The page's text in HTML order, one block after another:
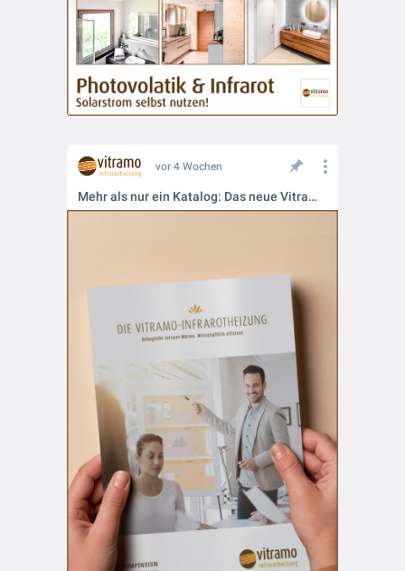
vor 4 Wochen
Mehr als nur ein Katalog: Das neue Vitramo-Kompendium: So geht Infrarotheizung